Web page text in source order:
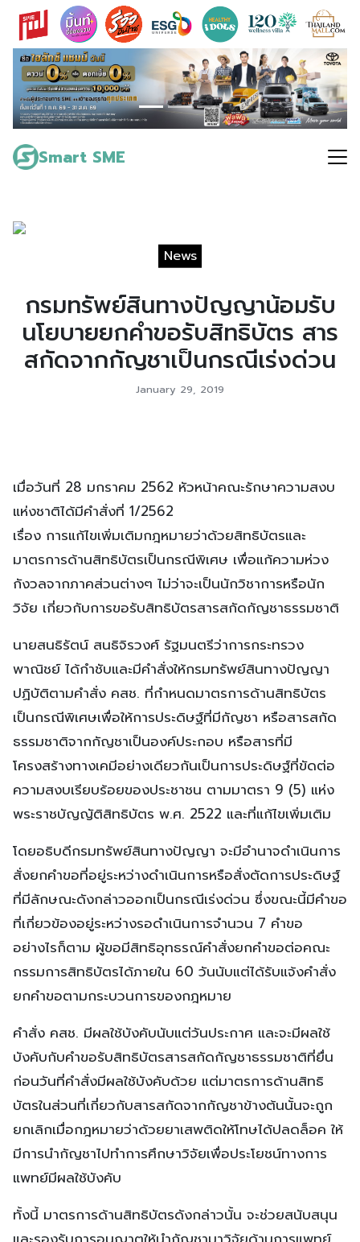
Skip
content
Smart SME
Search
for:
News
กรมทรัพย์สินทางปัญญาน้อมรับ
นโยบายยกคำขอรับสิทธิบัตร สาร
สกัดจากกัญชาเป็นกรณีเร่งด่วน
January 29, 2019
เมื่อวันที่ 28 มกราคม 2562 หัวหน้าคณะรักษาความสงบ
แห่งชาติได้มีคำสั่งที่ 1/2562
เรื่อง การแก้ไขเพิ่มเติมกฎหมายว่าด้วยสิทธิบัตรและ
มาตรการด้านสิทธิบัตรเป็นกรณีพิเศษ เพื่อแก้ความห่วง
กังวลจากภาคส่วนต่างๆ ไม่ว่าจะเป็นนักวิชาการหรือนัก
วิจัย เกี่ยวกับการขอรับสิทธิบัตรสารสกัดกัญชาธรรมชาติ
นายสนธิรัตน์ สนธิจิรวงศ์ รัฐมนตรีว่าการกระทรวง
พาณิชย์ ได้กำชับและมีคำสั่งให้กรมทรัพย์สินทางปัญญา
ปฏิบัติตามคำสั่ง คสช. ที่กำหนดมาตรการด้านสิทธิบัตร
เป็นกรณีพิเศษเพื่อให้การประดิษฐ์ที่มีกัญชา หรือสารสกัด
ธรรมชาติจากกัญชาเป็นองค์ประกอบ หรือสารที่มี
โครงสร้างทางเคมีอย่างเดียวกันเป็นการประดิษฐ์ที่ขัดต่อ
ความสงบเรียบร้อยของประชาชน ตามมาตรา 9 (5) แห่ง
พระราชบัญญัติสิทธิบัตร พ.ศ. 2522 และที่แก้ไขเพิ่มเติม
โดยอธิบดีกรมทรัพย์สินทางปัญญา จะมีอำนาจดำเนินการ
สั่งยกคำขอที่อยู่ระหว่างดำเนินการหรือสั่งตัดการประดิษฐ์
ที่มีลักษณะดังกล่าวออกเป็นกรณีเร่งด่วน ซึ่งขณะนี้มีคำขอ
ที่เกี่ยวข้องอยู่ระหว่างรอดำเนินการจำนวน 7 คำขอ
อย่างไรก็ตาม ผู้ขอมีสิทธิอุทธรณ์คำสั่งยกคำขอต่อคณะ
กรรมการสิทธิบัตรได้ภายใน 60 วันนับแต่ได้รับแจ้งคำสั่ง
ยกคำขอตามกระบวนการของกฎหมาย
คำสั่ง คสช. มีผลใช้บังคับนับแต่วันประกาศ และจะมีผลใช้
บังคับกับคำขอรับสิทธิบัตรสารสกัดกัญชาธรรมชาติที่ยื่น
ก่อนวันที่คำสั่งมีผลใช้บังคับด้วย แต่มาตรการด้านสิทธิ
บัตรในส่วนที่เกี่ยวกับสารสกัดจากกัญชาข้างต้นนั้นจะถูก
ยกเลิกเมื่อกฎหมายว่าด้วยยาเสพติดให้โทษได้ปลดล็อค ให้
มีการนำกัญชาไปทำการศึกษาวิจัยเพื่อประโยชน์ทางการ
แพทย์มีผลใช้บังคับ
ทั้งนี้ มาตรการด้านสิทธิบัตรดังกล่าวนั้น จะช่วยสนับสนุน